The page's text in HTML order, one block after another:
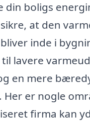
din boligs
at den
inde i
lavere
en mere
er nogle
firma kan